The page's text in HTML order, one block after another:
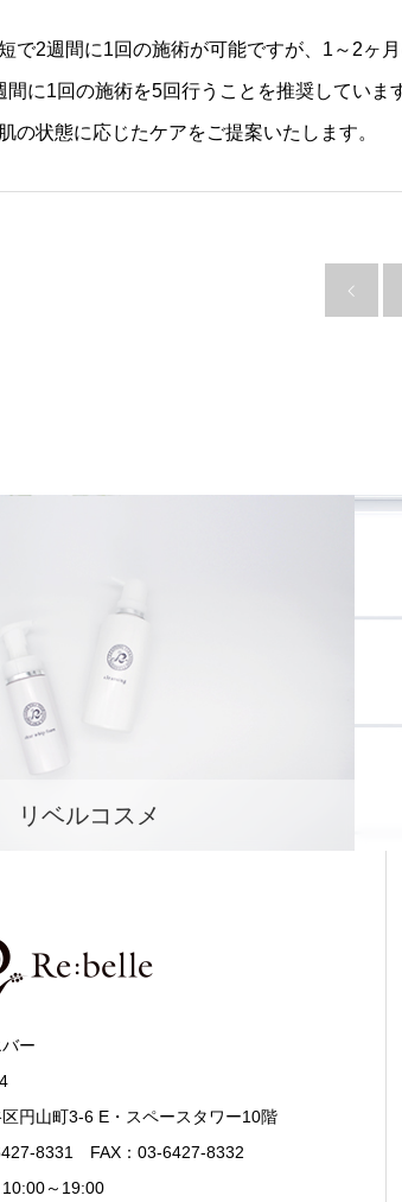
で2週間に1回の施術が可能ですが、1～2ヶ
間に1回の施術を5回行うことを推奨していま
の状態に応じたケアをご提案いたします。
リベルコスメ
ー
円山町3-6 E・スペースタワー10階
8331 FAX：03-6427-8332
～19:00